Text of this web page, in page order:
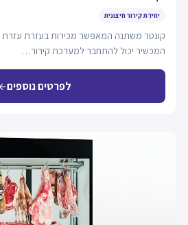
יחידת קירור חיצונית
קונטר משתנה המאפשר מכירות בעזרת עזרת
המכשיר יכול להתחבר למערכת קירור…
לפרטים נוספיםarrow_back